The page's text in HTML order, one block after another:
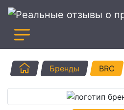
ГлавнаяБренды BRC